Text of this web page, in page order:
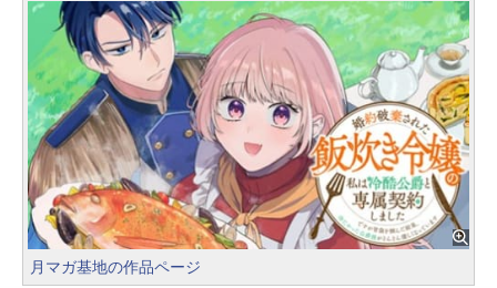
月マガ基地の作品ページ